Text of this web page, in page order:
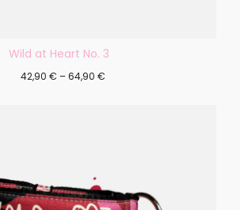
Wild at Heart No. 3
42,90 € –64,90 €